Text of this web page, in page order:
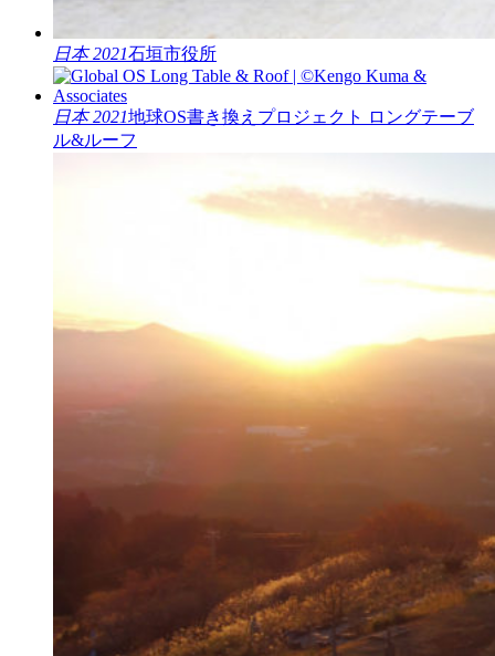
日本 2021石垣市役所
日本 2021地球OS書き換えプロジェクト ロングテーブ
ル&ルーフ